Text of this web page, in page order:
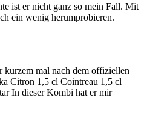
ist er nicht ganz so mein Fall. Mit
ein wenig herumprobieren.
kurzem mal nach dem offiziellen
Citron 1,5 cl Cointreau 1,5 cl
In dieser Kombi hat er mir